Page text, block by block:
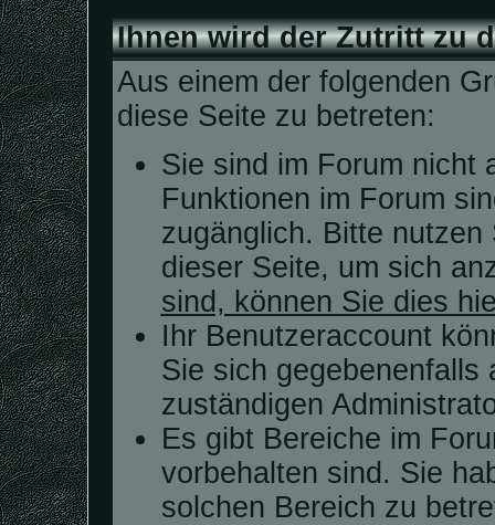
Ihnen wird der Zutritt zu
Aus einem der folgenden
diese Seite zu betreten:
Sie sind im Forum nicht
Funktionen im Forum
zugänglich. Bitte
dieser Seite, um sich
sind, können Sie dies
Ihr Benutzeraccount
Sie sich gegebenenfalls
zuständigen
Es gibt Bereiche im
vorbehalten sind. Sie
solchen Bereich zu